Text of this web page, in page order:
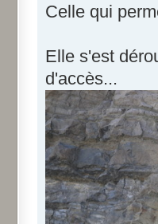
Celle qui
Elle s'est
d'accès...